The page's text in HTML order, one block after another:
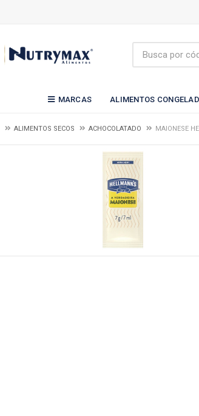
MARCAS ALIMENTOS
ALIMENTOS SECOS ACHOCOLATADO MAIONESE